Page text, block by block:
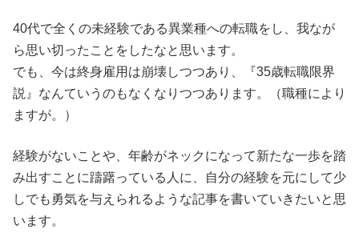
40代で全くの未経験である異業種への転職をし、我なが
ら思い切ったことをしたなと思います。
でも、今は終身雇用は崩壊しつつあり、『35歳転職限界
説』なんていうのもなくなりつつあります。
（職種により
ますが。）
経験がないことや、年齢がネックになって新たな一歩を踏
み出すことに躊躇っている人に、自分の経験を元にして少
しでも勇気を与えられるような記事を書いていきたいと思
います。